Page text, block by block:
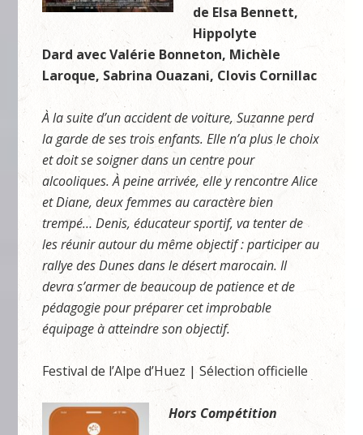
de Elsa Bennett,
Hippolyte
Dard avec Valérie Bonneton, Michèle
Laroque, Sabrina Ouazani, Clovis Cornillac
À la suite d’un accident de voiture, Suzanne perd
la garde de ses trois enfants. Elle n’a plus le choix
et doit se soigner dans un centre pour
alcooliques. À peine arrivée, elle y rencontre Alice
et Diane, deux femmes au caractère bien
trempé… Denis, éducateur sportif, va tenter de
les réunir autour du même objectif : participer au
rallye des Dunes dans le désert marocain. Il
devra s’armer de beaucoup de patience et de
pédagogie pour préparer cet improbable
équipage à atteindre son objectif.
Festival de l’Alpe d’Huez | Sélection officielle
Hors Compétition